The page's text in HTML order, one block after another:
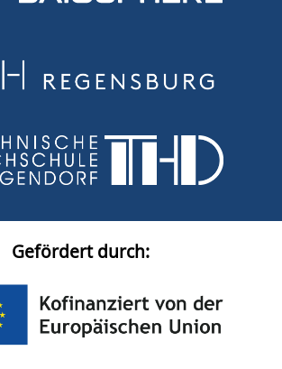
Gefördert durch: